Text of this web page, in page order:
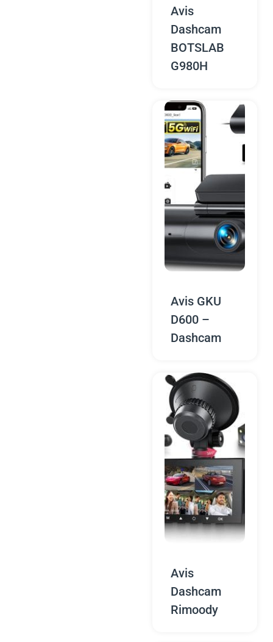
Avis
Dashcam
BOTSLAB
G980H
Avis GKU
D600 –
Dashcam
Avis
Dashcam
Rimoody